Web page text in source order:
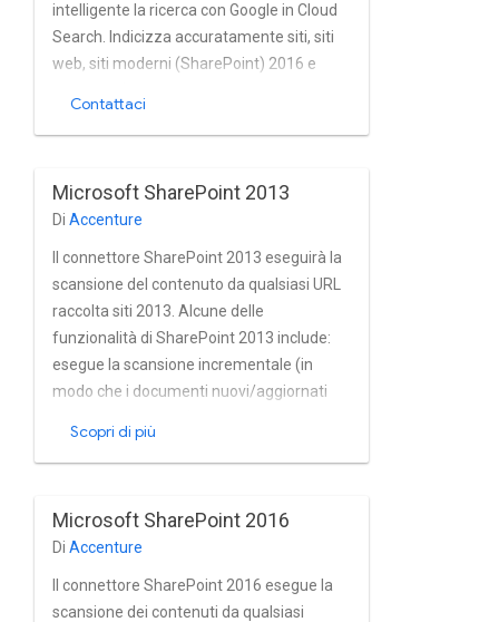
intelligente la ricerca con Google in Cloud
Search. Indicizza accuratamente siti, siti
web, siti moderni (SharePoint) 2016 e
quasi in tempo reale. Il connettore
supporta completamente il gruppo e gli
utenti integrati di Microsoft SharePoint
così come Active Directory e i provider
OAuth come SiteMinder e Okta. Il
connettore include il supporto per
Autenticazione di base, NTLM e Kerberos.
Contattaci
Microsoft SharePoint 2013
Di Accenture
Il connettore SharePoint 2013 eseguirà la
scansione del contenuto da qualsiasi URL
raccolta siti 2013. Alcune delle
funzionalità di SharePoint 2013 include:
esegue la scansione incrementale (in
modo che i documenti nuovi/aggiornati
modifiche di SharePoint timestamp;
sicurezza; può essere eseguito da
qualsiasi macchina con accesso URL;
supporta gli elenchi esterni NTLM, HTTPS
e BCS; supporta in anticipo meccanismi di
Scopri di più
Microsoft SharePoint 2016
Di Accenture
Il connettore SharePoint 2016 esegue la
scansione dei contenuti da qualsiasi